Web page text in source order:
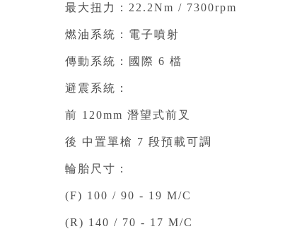
最大扭力：22.2Nm / 7300rpm⁣
燃油系統：電子噴射⁣
傳動系統：國際 6 檔⁣
避震系統：⁣
前 120mm 潛望式前叉⁣
後 中置單槍 7 段預載可調⁣
輪胎尺寸：⁣
(F) 100 / 90 - 19 M/C⁣
(R) 140 / 70 - 17 M/C⁣